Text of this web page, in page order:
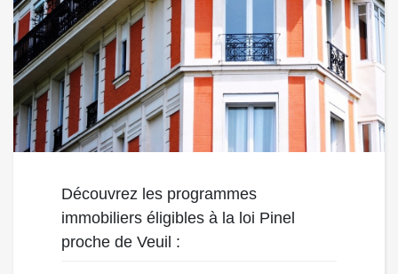
Découvrez les programmes
immobiliers éligibles à la loi Pinel
prochede Veuil :